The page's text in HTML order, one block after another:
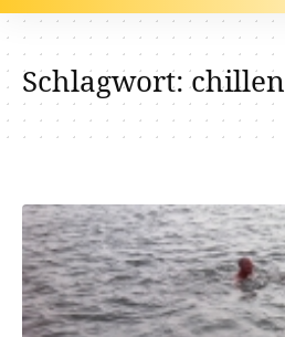
Schlagwort:chillen